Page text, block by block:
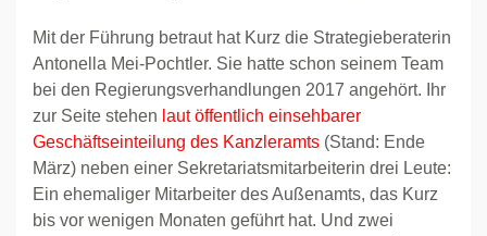
Mit der Führung betraut hat Kurz die Strategieberaterin
Antonella Mei-Pochtler. Sie hatte schon seinem Team
bei den Regierungsverhandlungen 2017 angehört. Ihr
zur Seite stehen laut öffentlich einsehbarer
Geschäftseinteilung des Kanzleramts (Stand: Ende
März) neben einer Sekretariatsmitarbeiterin drei Leute:
Ein ehemaliger Mitarbeiter des Außenamts, das Kurz
bis vor wenigen Monaten geführt hat. Und zwei